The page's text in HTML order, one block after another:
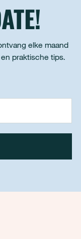
elke maand
praktische tips.